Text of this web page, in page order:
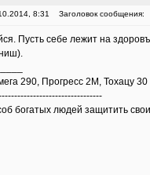
8:31 Заголовок сообщения:
Пусть себе лежит на
290, Прогресс 2М, Тохацу 30
богатых людей защитить